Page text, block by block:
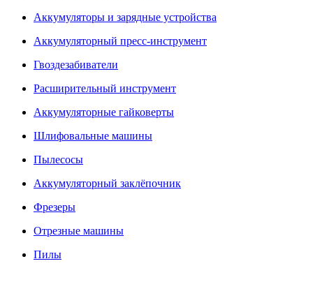
Аккумуляторы и зарядные устройства
Аккумуляторный пресс-инструмент
Гвоздезабиватели
Расширительный инструмент
Аккумуляторные гайковерты
Шлифовальные машины
Пылесосы
Аккумуляторный заклёпочник
Фрезеры
Отрезные машины
Пилы